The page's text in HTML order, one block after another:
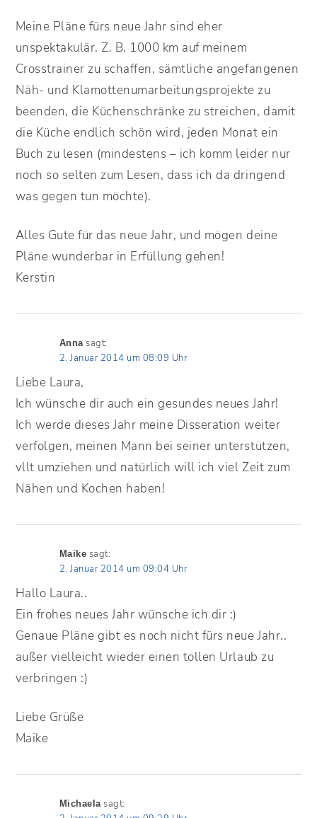
Meine Pläne fürs neue Jahr sind eher
unspektakulär. Z. B. 1000 km auf meinem
Crosstrainer zu schaffen, sämtliche angefangenen
Näh- und Klamottenumarbeitungsprojekte zu
beenden, die Küchenschränke zu streichen, damit
die Küche endlich schön wird, jeden Monat ein
Buch zu lesen (mindestens – ich komm leider nur
noch so selten zum Lesen, dass ich da dringend
was gegen tun möchte).
Alles Gute für das neue Jahr, und mögen deine
Pläne wunderbar in Erfüllung gehen!
Kerstin
Anna sagt:
2. Januar 2014 um 08:09 Uhr
Liebe Laura,
Ich wünsche dir auch ein gesundes neues Jahr!
Ich werde dieses Jahr meine Disseration weiter
verfolgen, meinen Mann bei seiner unterstützen,
vllt umziehen und natürlich will ich viel Zeit zum
Nähen und Kochen haben!
Maike sagt:
2. Januar 2014 um 09:04 Uhr
Hallo Laura..
Ein frohes neues Jahr wünsche ich dir :)
Genaue Pläne gibt es noch nicht fürs neue Jahr..
außer vielleicht wieder einen tollen Urlaub zu
verbringen :)
Liebe Grüße
Maike
Michaela sagt: